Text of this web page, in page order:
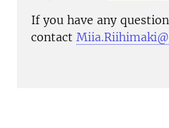
If you have any
contact